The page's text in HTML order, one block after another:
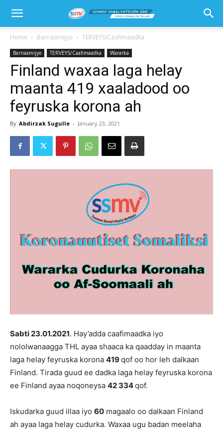
Home Barnaamijyo TERVEYS/Caafimaadka
Barnaamijyo TERVEYS/Caafimaadka Wararka
Finland waxaa laga helay
maanta 419 xaaladood oo
feyruska korona ah
By Abdirzak Sugulle - January 23, 2021
Sabti 23.01.2021. Hay’adda caafimaadka iyo
nololwanaagga THL ayaa shaaca ka qaadday in maanta
laga helay feyruska korona 419qof oo hor leh dalkaan
Finland. Tirada guud ee dadka laga helay feyruska korona
ee Finland ayaa noqoneysa 42 334qof.
Iskudarka guud illaa iyo 60 magaalo oo dalkaan Finland
ah ayaa laga helay cudurka. Waxaa ugu badan meelaha